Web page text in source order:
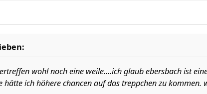
wohl noch eine weile....ich glaub ebersbach ist
ich höhere chancen auf das treppchen zu kommen.